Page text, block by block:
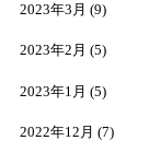
2023年3月 (9)
2023年2月 (5)
2023年1月 (5)
2022年12月 (7)